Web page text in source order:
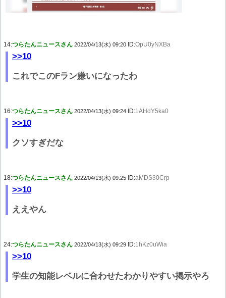
14:つらたんニュースさん 2022/04/13(水) 09:20 ID:OpU0yNXBa
>>10
これでこのFラン嫌いになったわ
16:つらたんニュースさん 2022/04/13(水) 09:24 ID:1AHdY5ka0
>>10
クソすぎだな
18:つらたんニュースさん 2022/04/13(水) 09:25 ID:aMDS30Crp
>>10
ええやん
24:つらたんニュースさん 2022/04/13(水) 09:29 ID:1hKz0uWia
>>10
学生の知能レベルに合わせたわかりやすい掲示やろ